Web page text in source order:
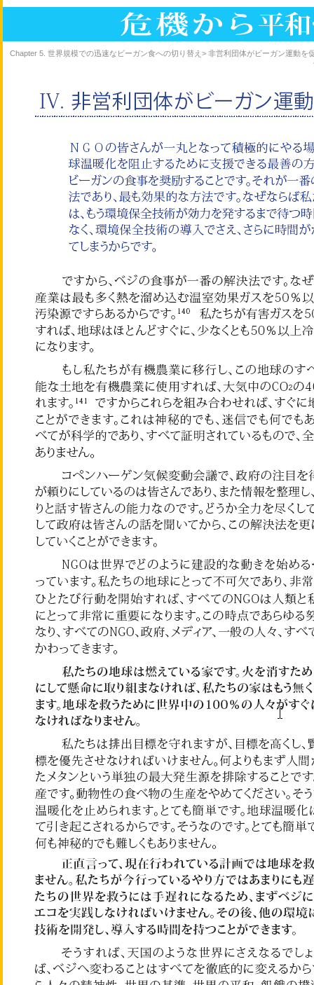
Chapter 5. 世界規模での迅速なビーガン食への切り替え> 非営利団体がビーガン運動を